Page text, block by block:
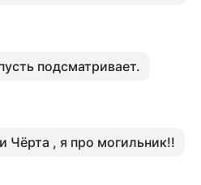
подсматривает.
Чёрта , я про могильник!!